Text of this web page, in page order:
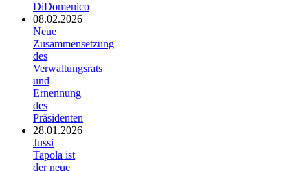
DiDomenico
08.02.2026
Neue
Zusammensetzung
des
Verwaltungsrats
und
Ernennung
des
Präsidenten
28.01.2026
Jussi
Tapola ist
der neue